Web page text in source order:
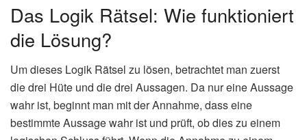
Das Logik Rätsel: Wie funktioniert
die Lösung?
Um dieses Logik Rätsel zu lösen, betrachtet man zuerst
die drei Hüte und die drei Aussagen. Da nur eine Aussage
wahr ist, beginnt man mit der Annahme, dass eine
bestimmte Aussage wahr ist und prüft, ob dies zu einem